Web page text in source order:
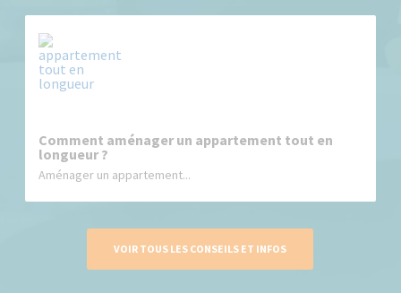
Comment aménager un appartement tout en
longueur ?
Aménager un appartement...
VOIR TOUS LES CONSEILS ET INFOS